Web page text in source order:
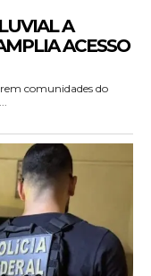
A
ACESSO
comunidades do